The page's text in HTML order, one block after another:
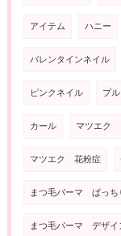
アイテム ハニー
バレンタインネイル
ピンクネイル プ
カール マツエク
マツエク 花粉症
まつ毛パーマ ぱっち
まつ毛パーマ デザイ